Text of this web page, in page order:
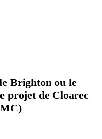
Brighton ou le
projet de Cloarec